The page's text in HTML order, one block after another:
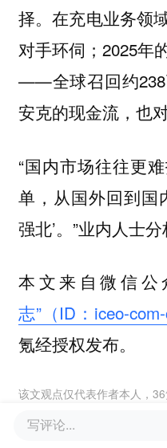
择。在充电业务领
对手环伺；2025年
——全球召回约238
安克的现金流，也
“国内市场往往更
单，从国外回到国
强北’。”业内人士分
本文来自微信公
志”（ID：iceo-com-
氪经授权发布。
该文观点仅代表作者本人，
写评论...